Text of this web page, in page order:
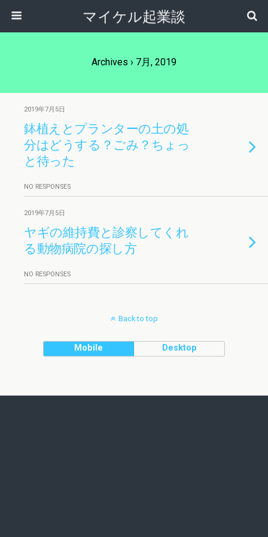
マイケル起業談
Archives › 7月, 2019
2019年7月5日
鉢植えとプランターの土の処
分はどうする？ごみ？ちょっ
と待った
NO RESPONSES
2019年7月5日
ヤギの維持費と診察してくれ
る動物病院の探し方
NO RESPONSES
Back to top
Mobile Desktop